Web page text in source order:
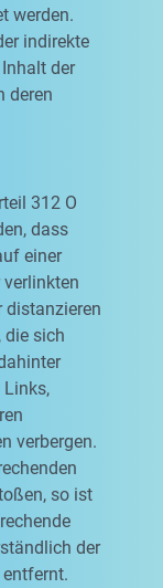
werden.
indirekte
der
deren
312 O
dass
einer
distanzieren
die sich
Links,
verbergen.
so ist
der